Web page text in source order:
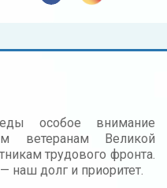
особое внимание
ветеранам Великой
трудового фронта.
наш долг и приоритет.